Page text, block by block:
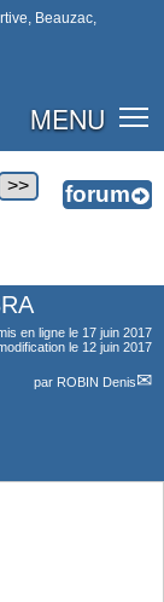
Beauzac,
MENU
en ligne le 17 juin 2017
le 12 juin 2017
par ROBIN Denis